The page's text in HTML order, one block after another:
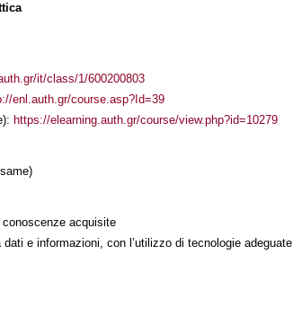
it/class/1/600200803
enl.auth.gr/course.asp?Id=39
https://elearning.auth.gr/course/view.php?id=10279
acquisite
e informazioni, con l’utilizzo di tecnologie adeguate